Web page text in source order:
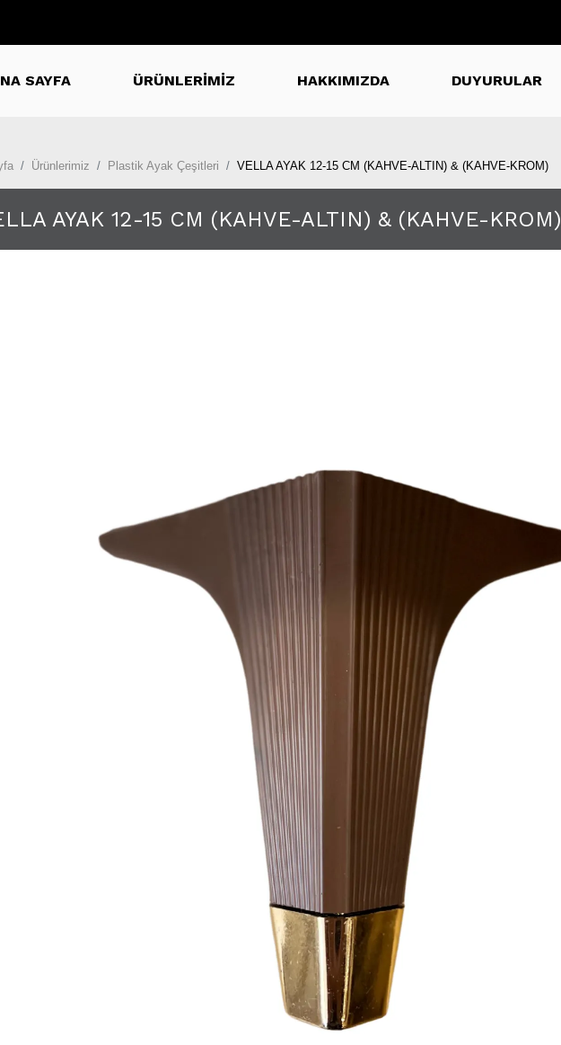
SAYFA ÜRÜNLERİMİZ HAKKIMIZDA DUYURULAR
Ürünlerimiz Plastik Ayak Çeşitleri VELLA AYAK 12-15 CM (KAHVE-ALTIN) & (KAHVE-KROM)
AYAK 12-15 CM (KAHVE-ALTIN) & (KAHVE-KROM)